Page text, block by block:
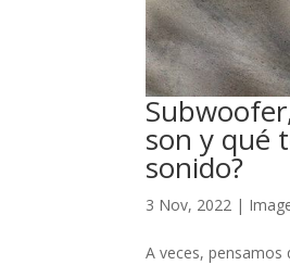
son y qué
sonido?
3 Nov, 2022 |
A veces, pensamos